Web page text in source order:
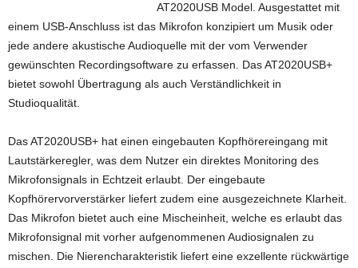
AT2020USB Model. Ausgestattet mit
einem USB-Anschluss ist das Mikrofon konzipiert um Musik oder
jede andere akustische Audioquelle mit der vom Verwender
gewünschten Recordingsoftware zu erfassen. Das AT2020USB+
bietet sowohl Übertragung als auch Verständlichkeit in
Studioqualität.
Das AT2020USB+ hat einen eingebauten Kopfhörereingang mit
Lautstärkeregler, was dem Nutzer ein direktes Monitoring des
Mikrofonsignals in Echtzeit erlaubt. Der eingebaute
Kopfhörervorverstärker liefert zudem eine ausgezeichnete Klarheit.
Das Mikrofon bietet auch eine Mischeinheit, welche es erlaubt das
Mikrofonsignal mit vorher aufgenommenen Audiosignalen zu
mischen. Die Nierencharakteristik liefert eine exzellente rückwärtige